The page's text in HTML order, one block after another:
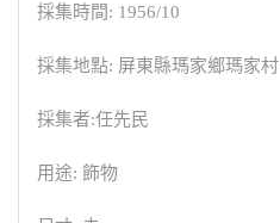
採集時間: 1956/10
採集地點: 屏東縣瑪家鄉瑪家村
採集者:任先民
用途: 飾物